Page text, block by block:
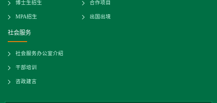
博士生招生
MPA招生
合作项目
出国出境
社会服务
社会服务办公室介绍
干部培训
咨政建言